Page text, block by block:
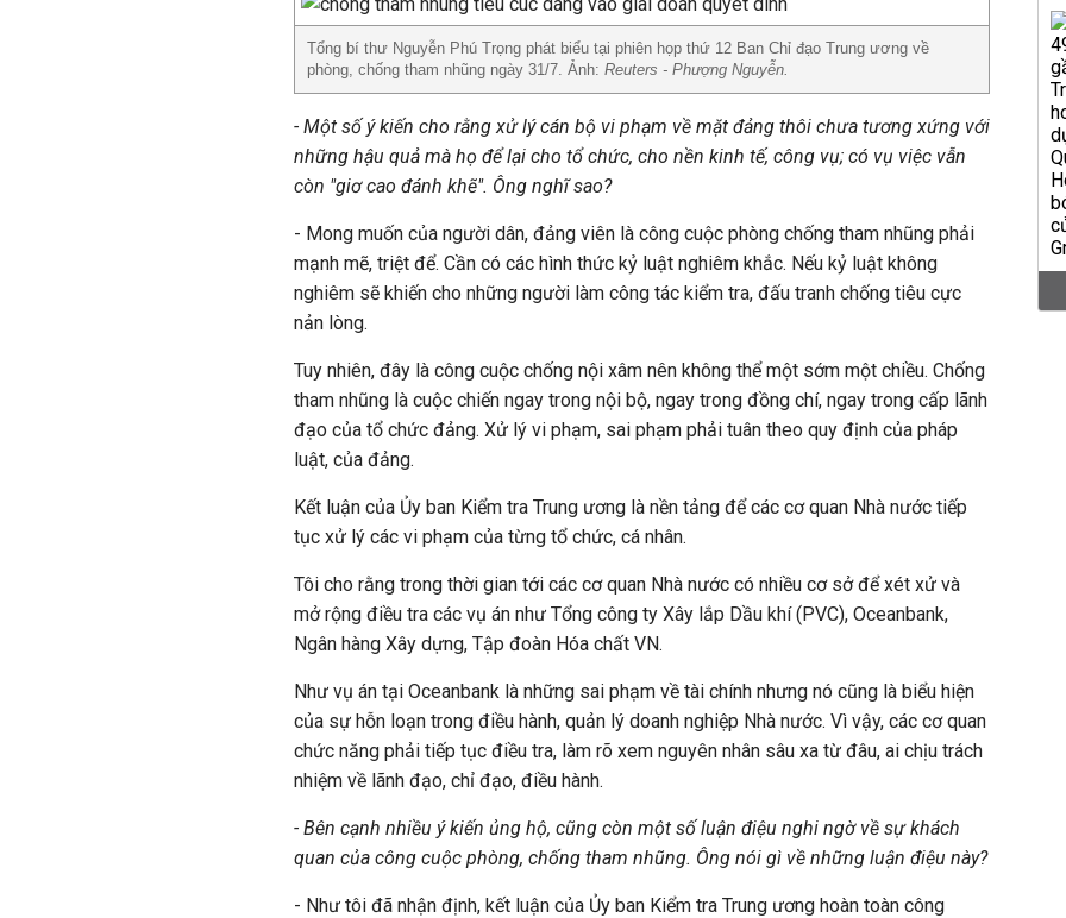
Tổng bí thư Nguyễn Phú Trọng phát biểu tại phiên họp thứ 12 Ban Chỉ đạo Trung ương về
phòng, chống tham nhũng ngày 31/7. Ảnh: Reuters - Phượng Nguyễn.
- Một số ý kiến cho rằng xử lý cán bộ vi phạm về mặt đảng thôi chưa tương xứng với
những hậu quả mà họ để lại cho tổ chức, cho nền kinh tế, công vụ; có vụ việc vẫn
còn "giơ cao đánh khẽ". Ông nghĩ sao?
- Mong muốn của người dân, đảng viên là công cuộc phòng chống tham nhũng phải
mạnh mẽ, triệt để. Cần có các hình thức kỷ luật nghiêm khắc. Nếu kỷ luật không
nghiêm sẽ khiến cho những người làm công tác kiểm tra, đấu tranh chống tiêu cực
nản lòng.
Tuy nhiên, đây là công cuộc chống nội xâm nên không thể một sớm một chiều. Chống
tham nhũng là cuộc chiến ngay trong nội bộ, ngay trong đồng chí, ngay trong cấp lãnh
đạo của tổ chức đảng. Xử lý vi phạm, sai phạm phải tuân theo quy định của pháp
luật, của đảng.
Kết luận của Ủy ban Kiểm tra Trung ương là nền tảng để các cơ quan Nhà nước tiếp
tục xử lý các vi phạm của từng tổ chức, cá nhân.
Tôi cho rằng trong thời gian tới các cơ quan Nhà nước có nhiều cơ sở để xét xử và
mở rộng điều tra các vụ án như Tổng công ty Xây lắp Dầu khí (PVC), Oceanbank,
Ngân hàng Xây dựng, Tập đoàn Hóa chất VN.
Như vụ án tại Oceanbank là những sai phạm về tài chính nhưng nó cũng là biểu hiện
của sự hỗn loạn trong điều hành, quản lý doanh nghiệp Nhà nước. Vì vậy, các cơ quan
chức năng phải tiếp tục điều tra, làm rõ xem nguyên nhân sâu xa từ đâu, ai chịu trách
nhiệm về lãnh đạo, chỉ đạo, điều hành.
- Bên cạnh nhiều ý kiến ủng hộ, cũng còn một số luận điệu nghi ngờ về sự khách
quan của công cuộc phòng, chống tham nhũng. Ông nói gì về những luận điệu này?
- Như tôi đã nhận định, kết luận của Ủy ban Kiểm tra Trung ương hoàn toàn công